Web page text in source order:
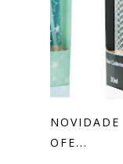
OFE...